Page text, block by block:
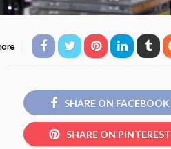
SHARE ON FACEBOOK
SHARE ON PINTEREST